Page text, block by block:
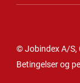
© Jobindex A/S,
Betingelser og